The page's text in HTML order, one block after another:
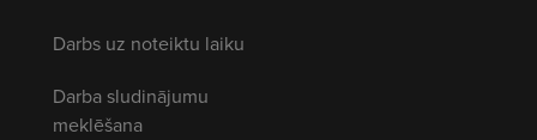
Darbs uz noteiktu laiku
Darba sludinājumu
meklēšana